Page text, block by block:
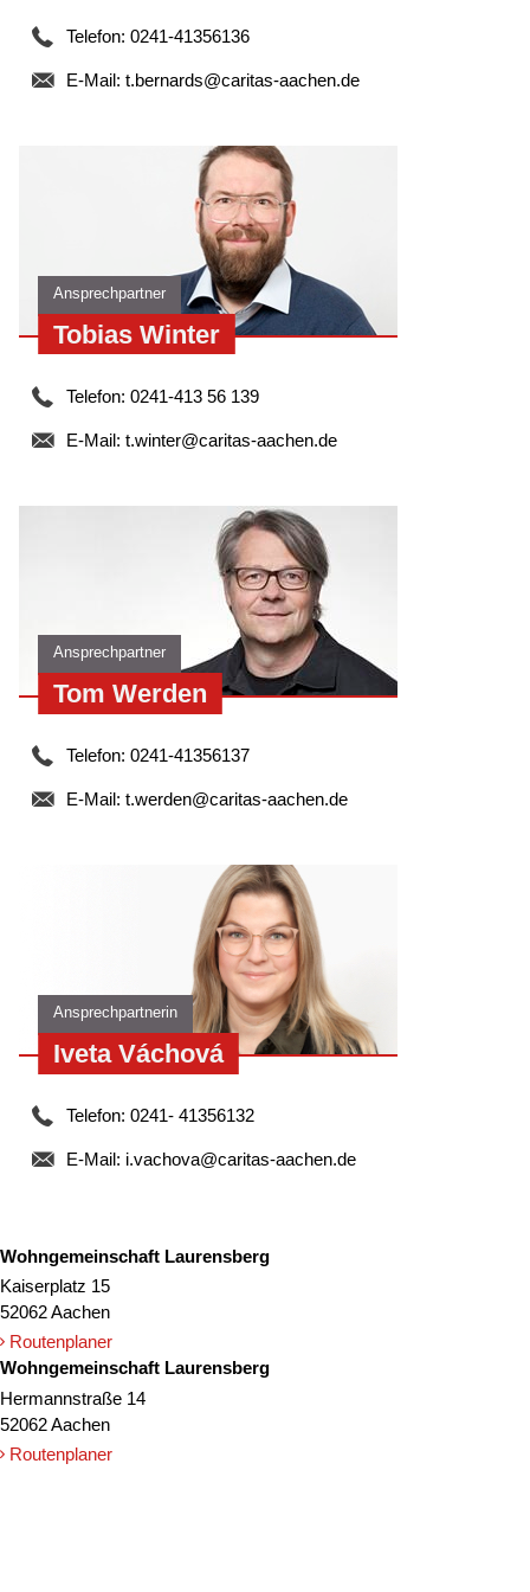
Was ist die WG Laurensberg?
Ein spezielles Angebot unseres BeWo-Bereiches ist die
5 Wohnplätze vor, wo in einem Einfamilienhaus abstinentes
Wohnen im Rahmen einer Gemeinschaft möglich ist. Diese
Wohnplätze sind für Menschen, welche abstinent leben
wollen und können. Voraussetzung für die Aufnahme ist,
eine stationäre Therapie erfolgreich abgeschlossen zu
haben bzw. eine ambulante Therapie zu absolvieren.
Telefon: 0241-41356136
E-Mail: t.bernards@caritas-aachen.de
Ansprechpartner
Tobias Winter
Telefon: 0241-413 56 139
E-Mail: t.winter@caritas-aachen.de
Ansprechpartner
Tom Werden
Telefon: 0241-41356137
E-Mail: t.werden@caritas-aachen.de
Ansprechpartnerin
Iveta Váchová
Telefon: 0241- 41356132
E-Mail: i.vachova@caritas-aachen.de
Wohngemeinschaft Laurensberg
Kaiserplatz 15
52062 Aachen
Routenplaner
Wohngemeinschaft Laurensberg
Hermannstraße 14
52062 Aachen
Routenplaner